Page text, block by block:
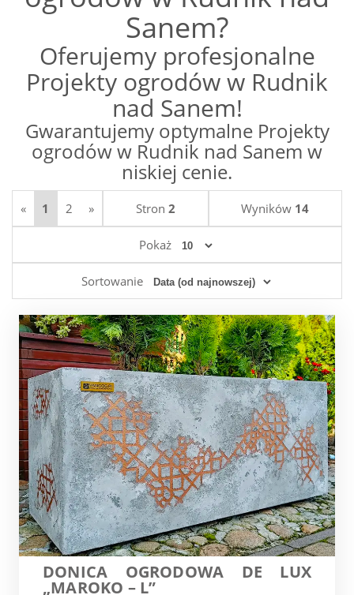
Sanem?
Oferujemy profesjonalne
Projekty ogrodów w Rudnik
nad Sanem!
Gwarantujemy optymalne Projekty
ogrodów w Rudnik nad Sanem w
niskiej cenie.
« 1 2 » Stron 2 Wyników 14
Pokaż
Sortowanie
DONICA OGRODOWA DE LUX
„MAROKO – L”